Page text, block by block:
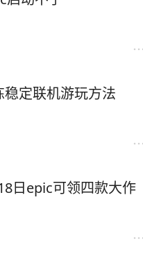
定联机游玩方法
日epic可领四款大作